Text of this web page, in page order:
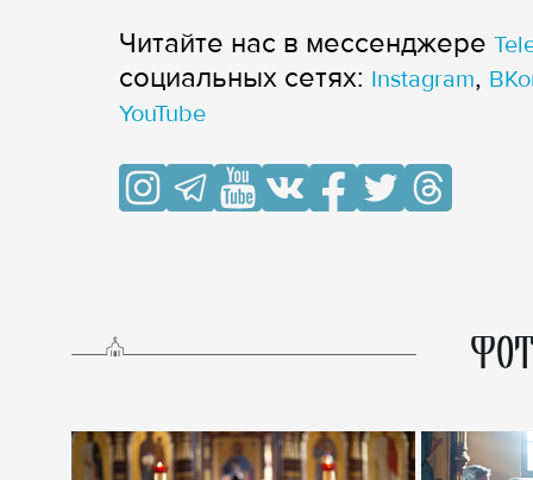
Читайте нас в мессенджере
cоциальных сетях: Instagram,
YouTube